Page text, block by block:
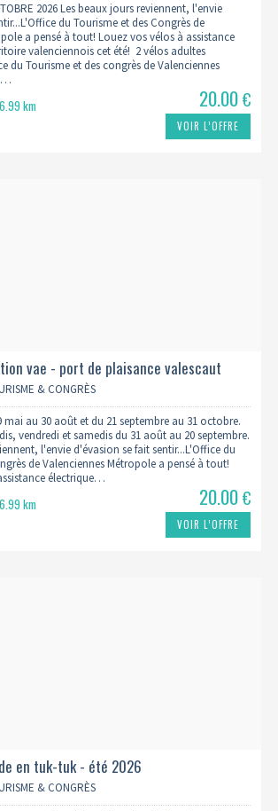
2026 Les beaux jours reviennent, l'envie
du Tourisme et des Congrès de
a pensé à tout! Louez vos vélos à assistance
valenciennois cet été! 2 vélos adultes
du Tourisme et des congrès de Valenciennes
km
20.00€
VOIR L’OFFRE
vae - port de plaisance valescaut
& CONGRÈS
mai au 30 août et du 21 septembre au 31 octobre.
vendredi et samedis du 31 août au 20 septembre.
l'envie d'évasion se fait sentir...L'Office du
de Valenciennes Métropole a pensé à tout!
électrique…
km
20.00€
VOIR L’OFFRE
en tuk-tuk - été 2026
& CONGRÈS